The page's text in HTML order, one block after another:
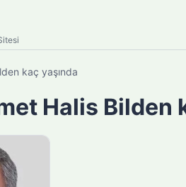
kaç yaşında
Halis Bilden